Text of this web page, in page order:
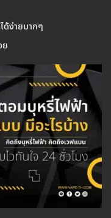
ด้ง่ายมากๆ
ย